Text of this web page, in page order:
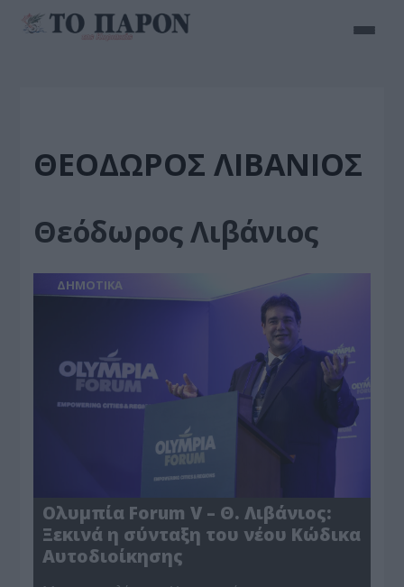
ΘΕΌΔΩΡΟΣ ΛΙΒΆΝΙΟΣ
Θεόδωρος Λιβάνιος
ΔΗΜΟΤΙΚΑ
Ολυμπία Forum V – Θ. Λιβάνιος:
Ξεκινά η σύνταξη του νέου Κώδικα
Αυτοδιοίκησης